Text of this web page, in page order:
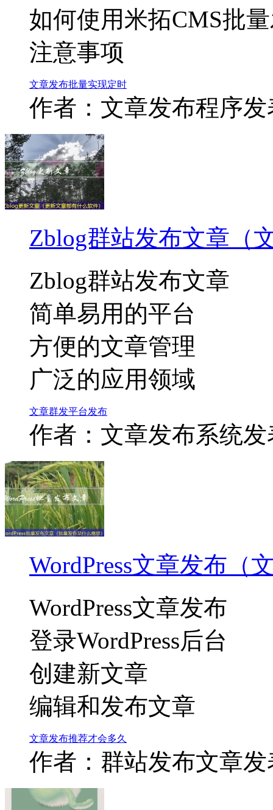
如何使用米拓CMS批
注意事项
文章发布批量实现定时
作者：文章发布程序发
Zblog群站发布文章（
Zblog群站发布文章
简单易用的平台
方便的文章管理
广泛的应用领域
文章群发平台发布
作者：文章发布系统发
WordPress文章发布（
WordPress文章发布
登录WordPress后台
创建新文章
编辑和发布文章
文章发布推荐才会多久
作者：群站发布文章发